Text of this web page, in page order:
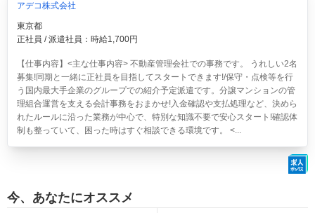
アデコ株式会社
東京都
正社員 / 派遣社員：時給1,700円
【仕事内容】<主な仕事内容> 不動産管理会社での事務です。 うれしい2名
募集!同期と一緒に正社員を目指してスタートできます!/保守・点検等を行
う国内最大手企業のグループでの紹介予定派遣です。分譲マンションの管
理組合運営を支える会計事務をおまかせ!入金確認や支払処理など、決めら
れたルールに沿った業務が中心で、特別な知識不要で安心スタート!確認体
制も整っていて、困った時はすぐ相談できる環境です。 <...
今、あなたにオススメ